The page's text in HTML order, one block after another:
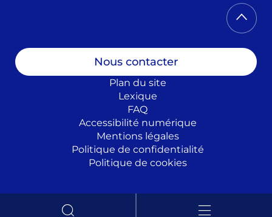
Nous contacter
Plan du site
Lexique
FAQ
Accessibilité numérique
Mentions légales
Politique de confidentialité
Politique de cookies